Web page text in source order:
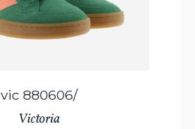
vic 880606/
Victoria